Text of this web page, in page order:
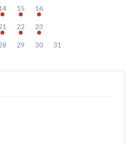
15 16
22 23
29 30 31